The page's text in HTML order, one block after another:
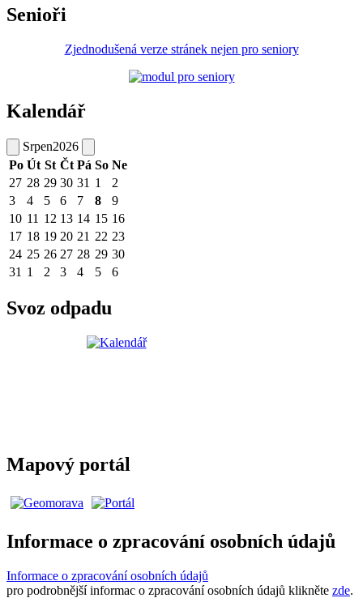
Senioři
Zjednodušená verze stránek nejen pro seniory
Kalendář
Srpen2026
Po Út St Čt Pá So Ne
27 28 29 30 31 1
2
3
4 5 6 7 8
9
10 11 12 13 14 15 16
17 18 19 20 21 22 23
24 25 26 27 28 29 30
31 1 2 3 4 5 6
Svoz odpadu
Mapový portál
Informace o zpracování osobních údajů
Informace o zpracování osobních údajů
pro podrobnější informac o zpracování osobních údajů klikněte zde.